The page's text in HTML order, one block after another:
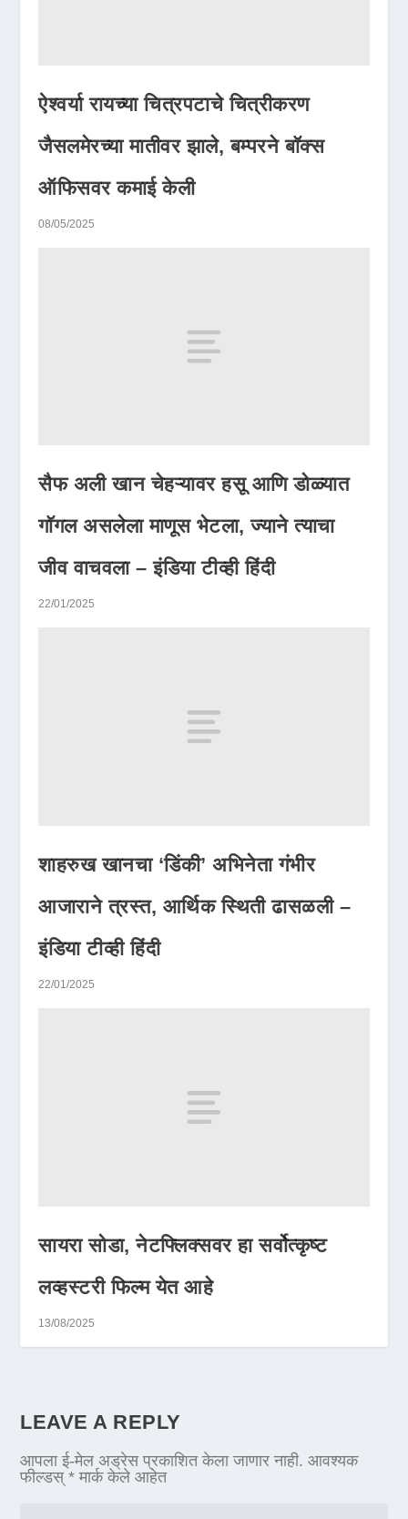
ऐश्वर्या रायच्या चित्रपटाचे चित्रीकरण
जैसलमेरच्या मातीवर झाले, बम्परने बॉक्स
ऑफिसवर कमाई केली
08/05/2025
सैफ अली खान चेहऱ्यावर हसू आणि डोळ्यात
गॉगल असलेला माणूस भेटला, ज्याने त्याचा
जीव वाचवला – इंडिया टीव्ही हिंदी
22/01/2025
शाहरुख खानचा ‘डिंकी’ अभिनेता गंभीर
आजाराने त्रस्त, आर्थिक स्थिती ढासळली –
इंडिया टीव्ही हिंदी
22/01/2025
सायरा सोडा, नेटफ्लिक्सवर हा सर्वोत्कृष्ट
लव्हस्टरी फिल्म येत आहे
13/08/2025
LEAVE A REPLY
आपला ई-मेल अड्रेस प्रकाशित केला जाणार नाही. आवश्यक
फील्डस्* मार्क केले आहेत